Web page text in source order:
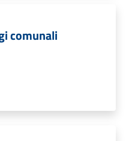
comunali